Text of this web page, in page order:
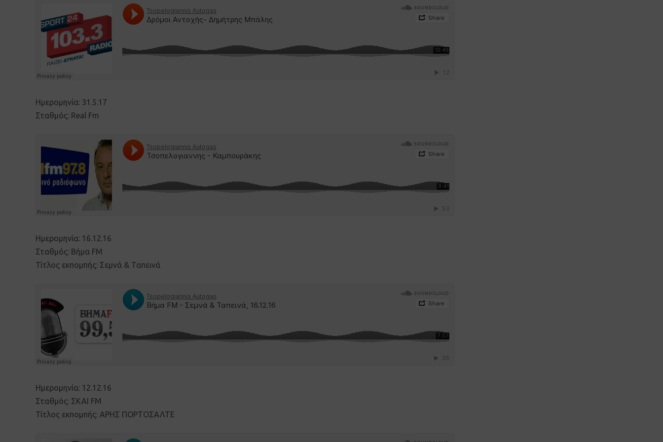
Ημερομηνία: 31.5.17
Σταθμός: Real Fm
Ημερομηνία: 16.12.16
Σταθμός: Βήμα FM
Τίτλος εκπομπής: Σεμνά & Ταπεινά
Ημερομηνία: 12.12.16
Σταθμός: ΣΚΑΙ FM
Τίτλος εκπομπής: AΡΗΣ ΠΟΡΤΟΣΑΛΤΕ